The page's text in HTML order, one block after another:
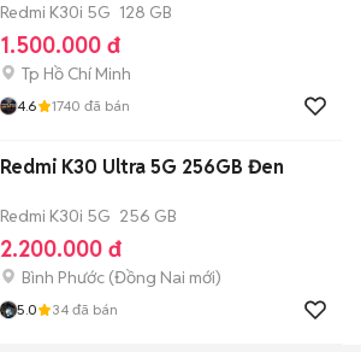
Redmi K30i 5G 128 GB
1.500.000 đ
Tp Hồ Chí Minh
4.6 1740 đã bán
Redmi K30 Ultra 5G 256GB Đen
Redmi K30i 5G 256 GB
2.200.000 đ
Bình Phước (Đồng Nai mới)
5.0 34 đã bán